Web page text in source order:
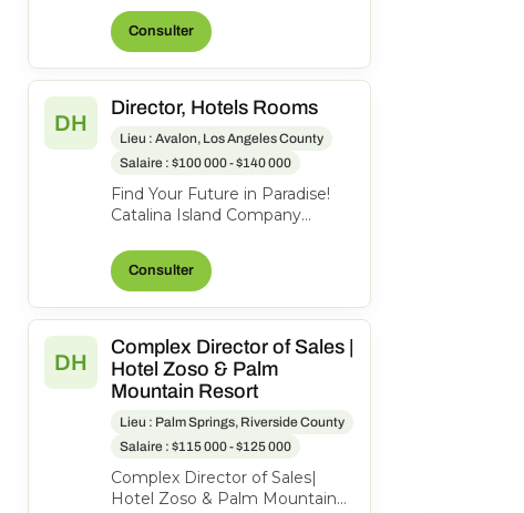
Director of Finance serves as a
strategic business...
Consulter
DH
Director, Hotels Rooms
Lieu : Avalon, Los Angeles County
Salaire : $100 000 - $140 000
Find Your Future in Paradise!
Catalina Island Company
visitors to our very special
island. Be...
Consulter
DH
Complex Director of Sales |
Hotel Zoso & Palm
Mountain Resort
Lieu : Palm Springs, Riverside County
Salaire : $115 000 - $125 000
Complex Director of Sales|
Hotel Zoso & Palm Mountain